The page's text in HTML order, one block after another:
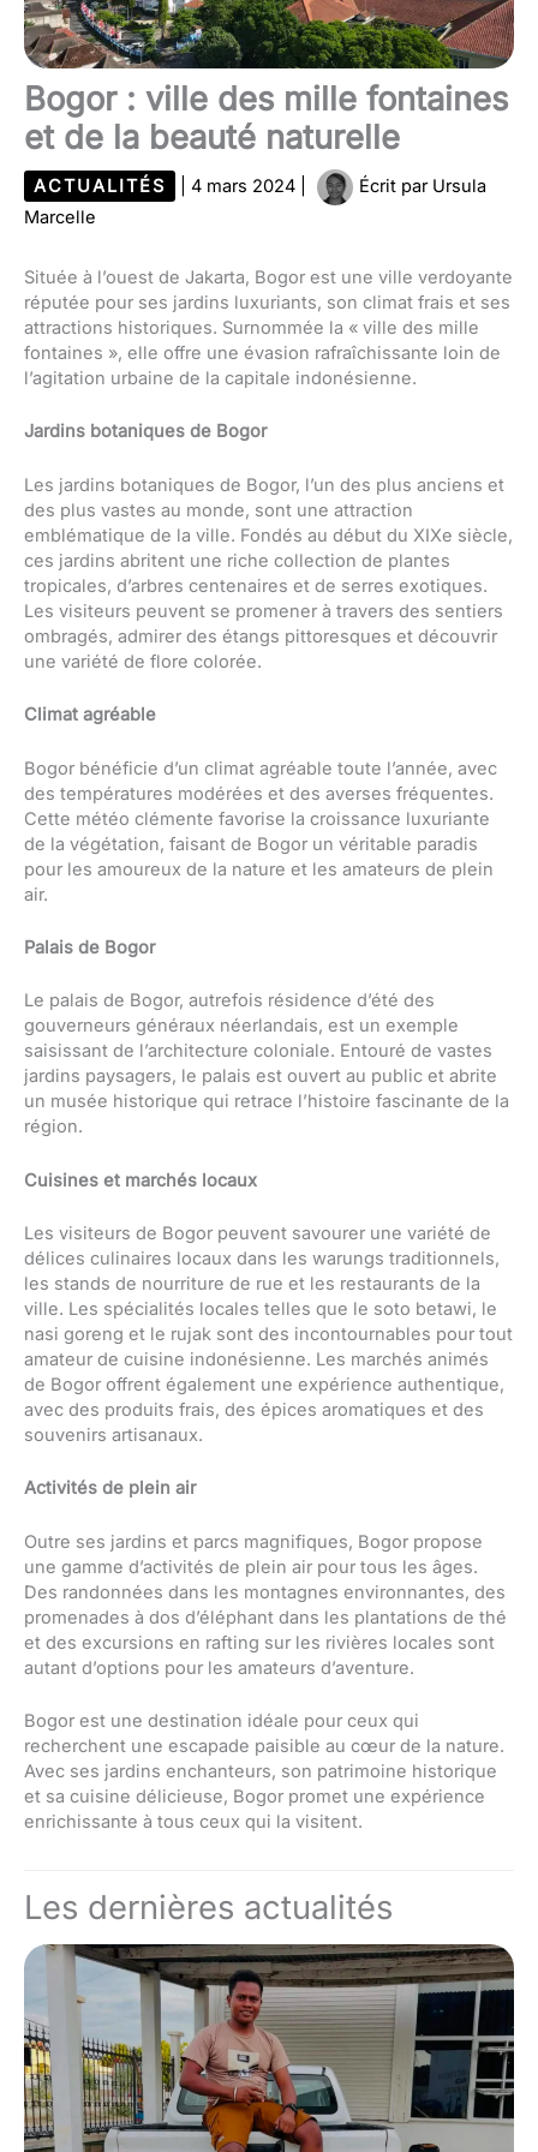
Bogor : ville des mille fontaines
et de la beauté naturelle
ACTUALITÉS 4 mars 2024 Écrit par Ursula
Marcelle
Située à l’ouest de Jakarta, Bogor est une ville verdoyante
réputée pour ses jardins luxuriants, son climat frais et ses
attractions historiques. Surnommée la « ville des mille
fontaines », elle offre une évasion rafraîchissante loin de
l’agitation urbaine de la capitale indonésienne.
Jardins botaniques de Bogor
Les jardins botaniques de Bogor, l’un des plus anciens et
des plus vastes au monde, sont une attraction
emblématique de la ville. Fondés au début du XIXe siècle,
ces jardins abritent une riche collection de plantes
tropicales, d’arbres centenaires et de serres exotiques.
Les visiteurs peuvent se promener à travers des sentiers
ombragés, admirer des étangs pittoresques et découvrir
une variété de flore colorée.
Climat agréable
Bogor bénéficie d’un climat agréable toute l’année, avec
des températures modérées et des averses fréquentes.
Cette météo clémente favorise la croissance luxuriante
de la végétation, faisant de Bogor un véritable paradis
pour les amoureux de la nature et les amateurs de plein
air.
Palais de Bogor
Le palais de Bogor, autrefois résidence d’été des
gouverneurs généraux néerlandais, est un exemple
saisissant de l’architecture coloniale. Entouré de vastes
jardins paysagers, le palais est ouvert au public et abrite
un musée historique qui retrace l’histoire fascinante de la
région.
Cuisines et marchés locaux
Les visiteurs de Bogor peuvent savourer une variété de
délices culinaires locaux dans les warungs traditionnels,
les stands de nourriture de rue et les restaurants de la
ville. Les spécialités locales telles que le soto betawi, le
nasi goreng et le rujak sont des incontournables pour tout
amateur de cuisine indonésienne. Les marchés animés
de Bogor offrent également une expérience authentique,
avec des produits frais, des épices aromatiques et des
souvenirs artisanaux.
Activités de plein air
Outre ses jardins et parcs magnifiques, Bogor propose
une gamme d’activités de plein air pour tous les âges.
Des randonnées dans les montagnes environnantes, des
promenades à dos d’éléphant dans les plantations de thé
et des excursions en rafting sur les rivières locales sont
autant d’options pour les amateurs d’aventure.
Bogor est une destination idéale pour ceux qui
recherchent une escapade paisible au cœur de la nature.
Avec ses jardins enchanteurs, son patrimoine historique
et sa cuisine délicieuse, Bogor promet une expérience
enrichissante à tous ceux qui la visitent.
Les dernières actualités